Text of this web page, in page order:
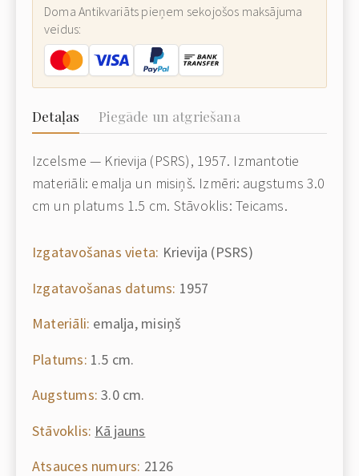
Doma Antikvariāts pieņem sekojošos maksājuma
veidus:
Detaļas Piegāde un atgriešana
Izcelsme — Krievija (PSRS), 1957. Izmantotie
materiāli: emalja un misiņš. Izmēri: augstums 3.0
cm un platums 1.5 cm. Stāvoklis: Teicams.
Izgatavošanas vieta: Krievija (PSRS)
Izgatavošanas datums: 1957
Materiāli: emalja, misiņš
Platums: 1.5 cm.
Augstums: 3.0 cm.
Stāvoklis: Kā jauns
Atsauces numurs: 2126